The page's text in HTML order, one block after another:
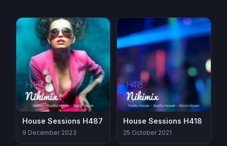
House Sessions H487
9 December 2023
House Sessions H418
25 October 2021